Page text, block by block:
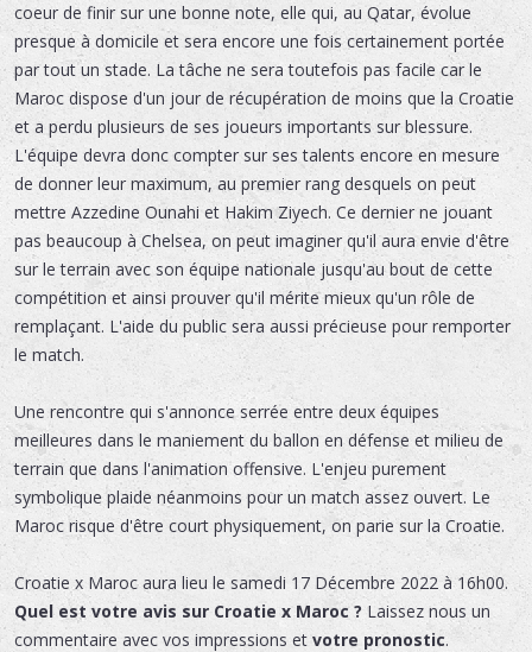
coeur de finir sur une bonne note, elle qui, au Qatar, évolue
presque à domicile et sera encore une fois certainement portée
par tout un stade. La tâche ne sera toutefois pas facile car le
Maroc dispose d'un jour de récupération de moins que la Croatie
et a perdu plusieurs de ses joueurs importants sur blessure.
L'équipe devra donc compter sur ses talents encore en mesure
de donner leur maximum, au premier rang desquels on peut
mettre Azzedine Ounahi et Hakim Ziyech. Ce dernier ne jouant
pas beaucoup à Chelsea, on peut imaginer qu'il aura envie d'être
sur le terrain avec son équipe nationale jusqu'au bout de cette
compétition et ainsi prouver qu'il mérite mieux qu'un rôle de
remplaçant. L'aide du public sera aussi précieuse pour remporter
le match.
Une rencontre qui s'annonce serrée entre deux équipes
meilleures dans le maniement du ballon en défense et milieu de
terrain que dans l'animation offensive. L'enjeu purement
symbolique plaide néanmoins pour un match assez ouvert. Le
Maroc risque d'être court physiquement, on parie sur la Croatie.
Croatie x Marocaura lieu le samedi 17 Décembre 2022 à 16h00.
Quel est votre avis sur Croatie x Maroc ? Laissez nous un
commentaire avec vos impressions et votre pronostic.